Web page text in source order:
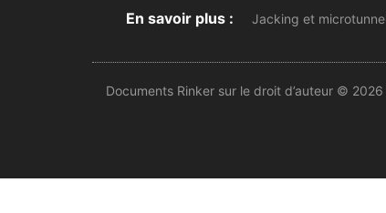
En savoir plus : Jacking et
Documents Rinker sur le droit d’auteur © 2026